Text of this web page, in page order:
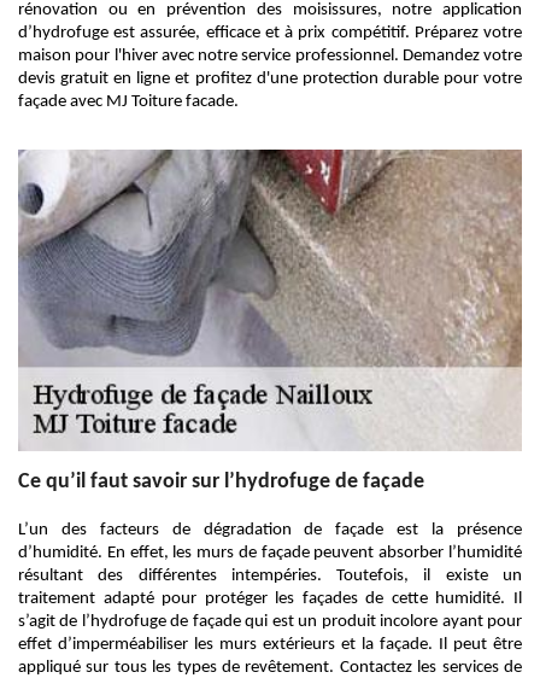
rénovation ou en prévention des moisissures, notre application
d’hydrofuge est assurée, efficace et à prix compétitif. Préparez votre
maison pour l'hiver avec notre service professionnel. Demandez votre
devis gratuit en ligne et profitez d'une protection durable pour votre
façade avec MJ Toiture facade.
Ce qu’il faut savoir sur l’hydrofuge de façade
L’un des facteurs de dégradation de façade est la présence
d’humidité. En effet, les murs de façade peuvent absorber l’humidité
résultant des différentes intempéries. Toutefois, il existe un
traitement adapté pour protéger les façades de cette humidité. Il
s’agit de l’hydrofuge de façade qui est un produit incolore ayant pour
effet d’imperméabiliser les murs extérieurs et la façade. Il peut être
appliqué sur tous les types de revêtement. Contactez les services de